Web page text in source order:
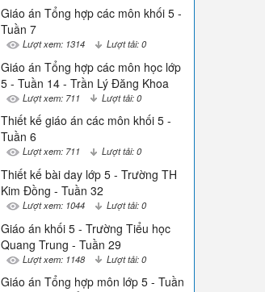
Giáo án Tổng hợp các môn khối 5 -
Tuần 7
Lượt xem: 1314 Lượt tải: 0
Giáo án Tổng hợp các môn học lớp
5 - Tuần 14 - Trần Lý Đăng Khoa
Lượt xem: 711 Lượt tải: 0
Thiết kế giáo án các môn khối 5 -
Tuần 6
Lượt xem: 711 Lượt tải: 0
Thiết kế bài day lớp 5 - Trường TH
Kim Đồng - Tuần 32
Lượt xem: 1044 Lượt tải: 0
Giáo án khối 5 - Trường Tiểu học
Quang Trung - Tuần 29
Lượt xem: 1148 Lượt tải: 0
Giáo án Tổng hợp môn lớp 5 - Tuần